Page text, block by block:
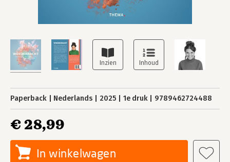
Paperback Nederlands 2025 1e druk 9789462724488
€ 28,99
In winkelwagen